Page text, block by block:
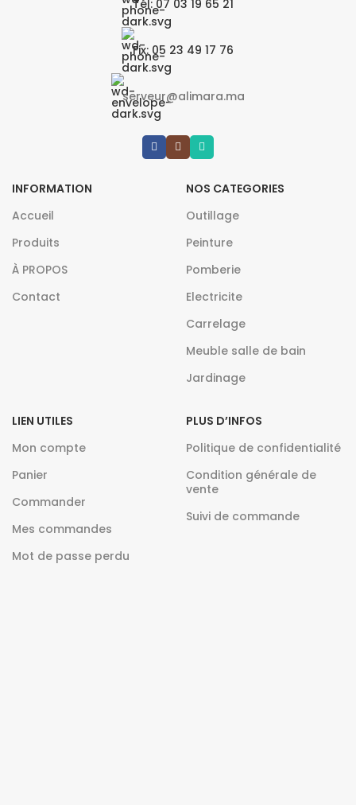
Tél: 07 03 19 65 21
Fix: 05 23 49 17 76
serveur@alimara.ma
INFORMATION
Accueil
Produits
À PROPOS
Contact
NOS CATEGORIES
Outillage
Peinture
Pomberie
Electricite
Carrelage
Meuble salle de bain
Jardinage
LIEN UTILES
Mon compte
Panier
Commander
Mes commandes
Mot de passe perdu
PLUS D’INFOS
Politique de confidentialité
Condition générale de
vente
Suivi de commande